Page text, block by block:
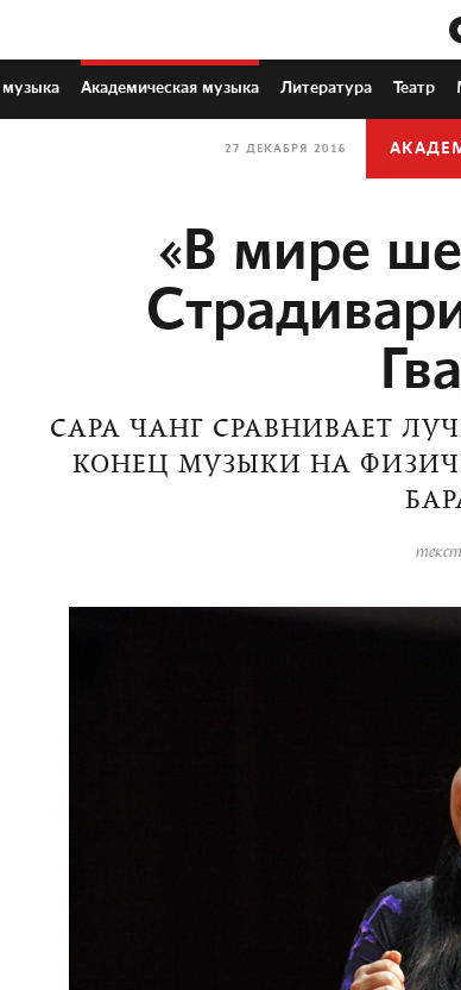
музыка Академическая музыка Литература Театр
27 ДЕКАБРЯ 2016
«В мире
САРА ЧАНГ СРАВНИВАЕТ
КОНЕЦ МУЗЫКИ НА